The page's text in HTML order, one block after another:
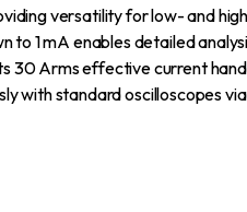
versatility for low- and
1 mA enables detailed
Arms effective current
with standard oscilloscopes